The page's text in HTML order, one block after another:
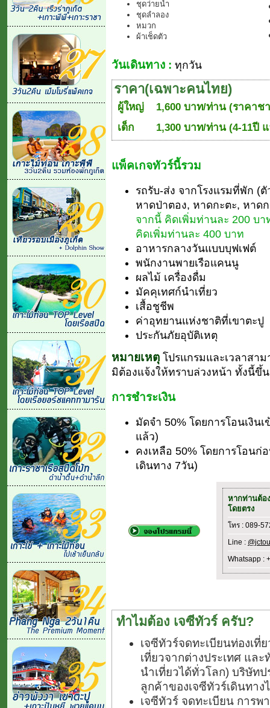
ชุดว่ายน้ำ
ชุดลำลอง
หมวก
ผ้าเช็ดตัว
วันเดินทาง : ทุกวัน
ราคา(เฉพาะคนไทย)
ผู้ใหญ่
1,600 บาท/ท่าน (ราคาช
เด็ก
1,300 บาท/ท่าน (4-11ปี
แพ็คเกจทัวร์นี้รวม
รถรับ-ส่ง จากโรงแรมที่พัก (ตั
หาดป่าตอง, หาดกะตะ, หาด
จากนี้ คิดเพิ่มท่านละ 200 บ
คิดเพิ่มท่านละ 400 บาท
อาหารกลางวันแบบบุฟเฟต์
พนักงานพายเรือแคนนู
ผลไม้ เครื่องดื่ม
มัคคุเทศก์นำเที่ยว
เสื้อชูชีพ
ค่าอุทยานแห่งชาติที่เขาตะปู
ประกันภัยอุบัติเหตุ
หมายเหตุ โปรแกรมและเวลาสา
มิต้องแจ้งให้ทราบล่วงหน้า ทั้งนี้ขึ้
การชำระเงิน
มัดจำ 50% โดยการโอนเงิน
แล้ว)
คงเหลือ 50% โดยการโอน
เดินทาง 7วัน)
หากท่านต้อ
โดยตรง
โทร : 089-
Line :
Whatsapp :
ทำไมต้อง เจซีทัวร์ ครับ?
เจซีทัวร์จดทะเบียนท่องเที่
เที่ยวจากต่างประเทศ แล
นำเที่ยวได้ทั่วโลก) บริษัท
ลูกค้าของเจซีทัวร์เดินทาง
เจซีทัวร์ จดทะเบียน การ